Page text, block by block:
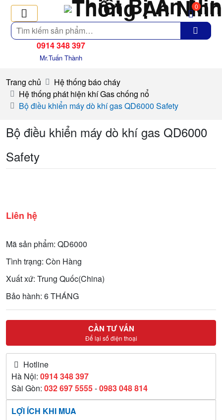
Tìm
kiếm
0
0914 348 397
Mr.Tuấn Thành
Trang chủ
Hệ thống báo cháy
Hệ thống phát hiện khí Gas chống nổ
Bộ điều khiển máy dò khí gas QD6000 Safety
Bộ điều khiển máy dò khí gas QD6000
Safety
Liên hệ
Mã sản phẩm: QD6000
Tình trạng: Còn Hàng
Xuất xứ: Trung Quốc(China)
Bảo hành: 6 THÁNG
CẦN TƯ VẤN
Để lại số điện thoại
Hotline
Hà Nội: 0914 348 397
Sài Gòn: 032 697 5555-0983 048 814
LỢI ÍCH KHI MUA